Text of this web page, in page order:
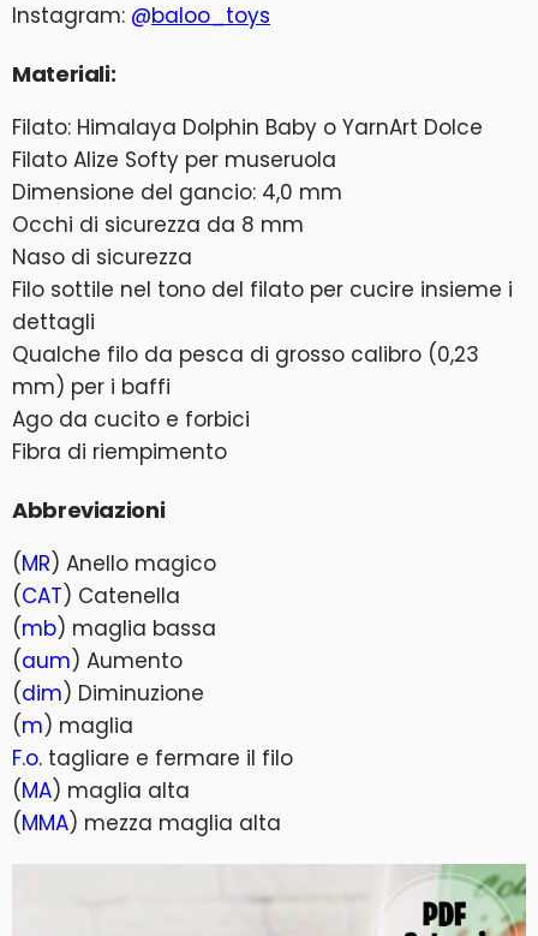
Instagram: @baloo_toys
Materiali:
Filato: Himalaya Dolphin Baby o YarnArt Dolce
Filato Alize Softy per museruola
Dimensione del gancio: 4,0 mm
Occhi di sicurezza da 8 mm
Naso di sicurezza
Filo sottile nel tono del filato per cucire insieme i
dettagli
Qualche filo da pesca di grosso calibro (0,23
mm) per i baffi
Ago da cucito e forbici
Fibra di riempimento
Abbreviazioni
(MR) Anello magico
(CAT) Catenella
(mb) maglia bassa
(aum) Aumento
(dim) Diminuzione
(m) maglia
F.o. tagliare e fermare il filo
(MA) maglia alta
(MMA) mezza maglia alta